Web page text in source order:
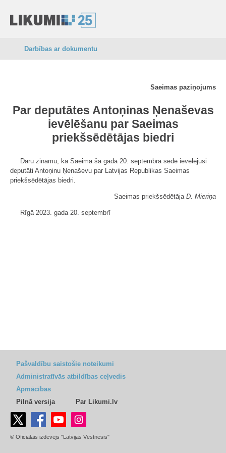
Darbības ar dokumentu
Saeimas paziņojums
Par deputātes Antoņinas Ņenaševas
ievēlēšanu par Saeimas
priekšsēdētājas biedri
Daru zināmu, ka Saeima šā gada 20. septembra sēdē ievēlējusi
deputāti Antoņinu Ņenaševu par Latvijas Republikas Saeimas
priekšsēdētājas biedri.
Saeimas priekšsēdētāja D. Mieriņa
Rīgā 2023. gada 20. septembrī
Pašvaldību saistošie noteikumi
Administratīvās atbildības ceļvedis
Apmācības
Pilnā versija
Par Likumi.lv
© Oficiālais izdevējs "Latvijas Vēstnesis"